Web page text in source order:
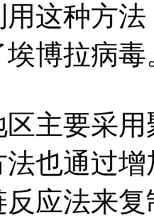
这种方
博拉病毒
区主要采
也通过
应法来